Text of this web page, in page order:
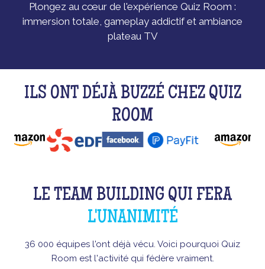
Plongez au cœur de l'expérience Quiz Room :
immersion totale, gameplay addictif et ambiance
plateau TV
ILS ONT DÉJÀ BUZZÉ CHEZ QUIZ
ROOM
LE TEAM BUILDING QUI FERA
L'UNANIMITÉ
36 000 équipes l'ont déjà vécu. Voici pourquoi Quiz
Room est l'activité qui fédère vraiment.